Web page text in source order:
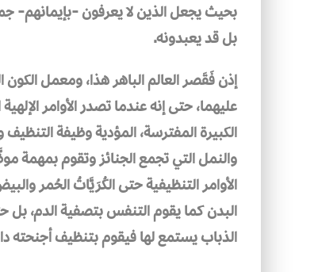
بحيث يجعل الذين لا يعرفون -بإيمانهم-
بل قد يعبدونه.
إذن فَقَصر العالم الباهر هذا، ومعمل
عليهما، حتى إنه عندما تصدر الأوامر
الكبيرة المفترسة، المؤدية وظيفة
والنمل التي تجمع الجنائز وتقوم بمهمة
الأوامر التنظيفية حتى الكُرَيَّاتُ الحُمر
البدن كما يقوم التنفس بتصفية الدم، بل
الذباب يستمع لها فيقوم بتنظيف أجنحته